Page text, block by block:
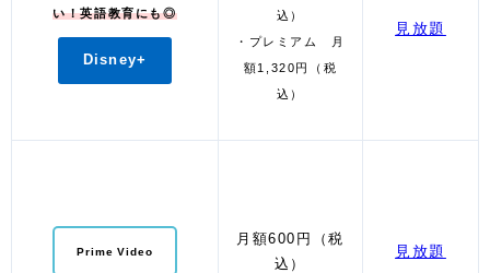
い！英語教育にも◎
Disney+
込）
・プレミアム 月
額1,320円（税
込）
見放題
Prime Video
月額600円（税
込）
見放題